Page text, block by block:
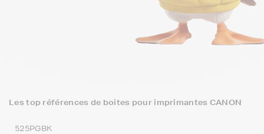
Les top références de boites pour imprimantes CANON
525PGBK